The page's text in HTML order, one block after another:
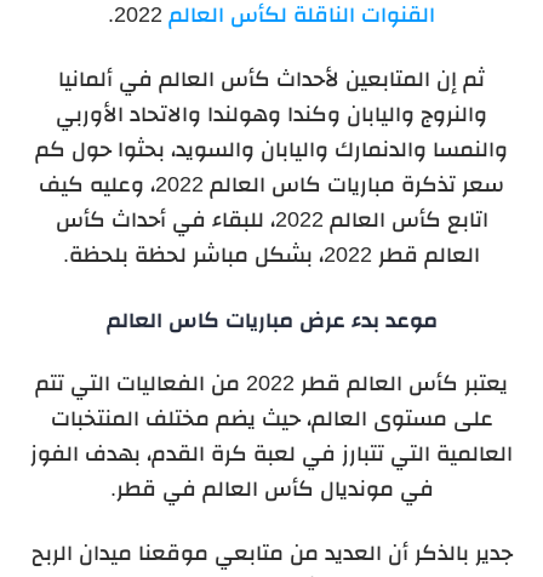
القنوات الناقلة لكأس العالم
ثم إن المتابعين لأحداث كأس العالم في ألمانيا
والنروج واليابان وكندا وهولندا والاتحاد الأوربي
والنمسا والدنمارك واليابان والسويد، بحثوا حول كم
سعر تذكرة مباريات كاس العالم 2022، وعليه كيف
اتابع كأس العالم 2022، للبقاء في أحداث كأس
العالم قطر 2022، بشكل مباشر لحظة بلحظة.
موعد بدء عرض مباريات كاس العالم
يعتبر كأس العالم قطر 2022 من الفعاليات التي تتم
على مستوى العالم، حيث يضم مختلف المنتخبات
العالمية التي تتبارز في لعبة كرة القدم، بهدف الفوز
في مونديال كأس العالم في قطر.
جدير بالذكر أن العديد من متابعي موقعنا ميدان الربح